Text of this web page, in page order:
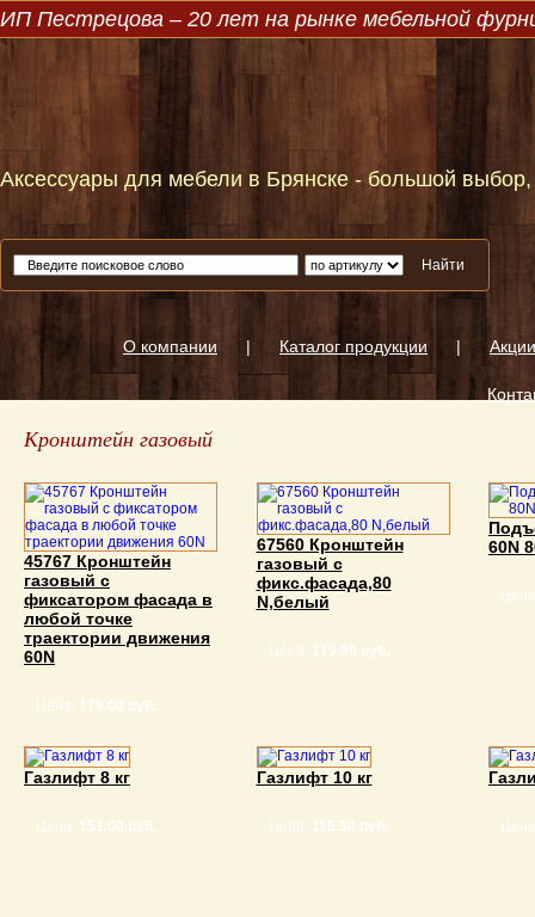
ИП Пестрецова – 20 лет на рынке мебельной
Аксессуары для мебели в Брянске - большой
Найти
О компании | Каталог продукции |
Кронштейн газовый
45767 Кронштейн
газовый с
фиксатором фасада в
любой точке
траектории движения
60N
Цена: 179.00 руб.
67560 Кронштейн
газовый с
фикс.фасада,80
N,белый
Цена: 179.90 руб.
60N
Газлифт 8 кг
Цена: 151.00 руб.
Газлифт 10 кг
Цена: 116.50 руб.